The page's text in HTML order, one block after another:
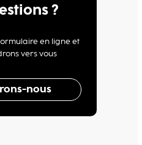
?
en ligne et
vers vous
nous